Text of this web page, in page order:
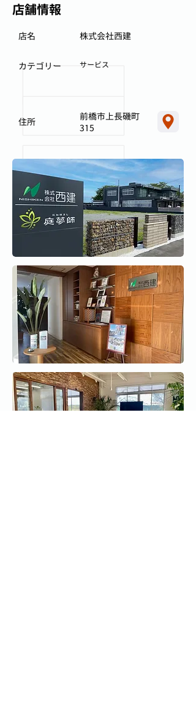
店舗情報
株式会社西建
店名
サービス
カテゴリー
前橋市上長磯町
315
住所